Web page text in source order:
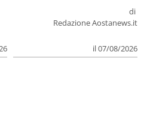
di
Redazione Aostanews.it
il 07/08/2026